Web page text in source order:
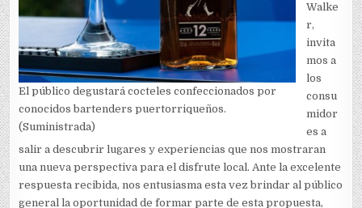
El público degustará cocteles confeccionados por
conocidos bartenders puertorriqueños.
(Suministrada)
Walke
r,
invita
mos a
los
consu
midor
es a
salir a descubrir lugares y experiencias que nos mostraran
una nueva perspectiva para el disfrute local. Ante la excelente
respuesta recibida, nos entusiasma esta vez brindar al público
general la oportunidad de formar parte de esta propuesta,